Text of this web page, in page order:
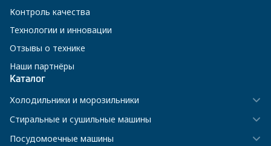
Контроль качества
Технологии и инновации
Отзывы о технике
Наши партнёры
Каталог
Холодильники и морозильники
Стиральные и сушильные машины
Посудомоечные машины